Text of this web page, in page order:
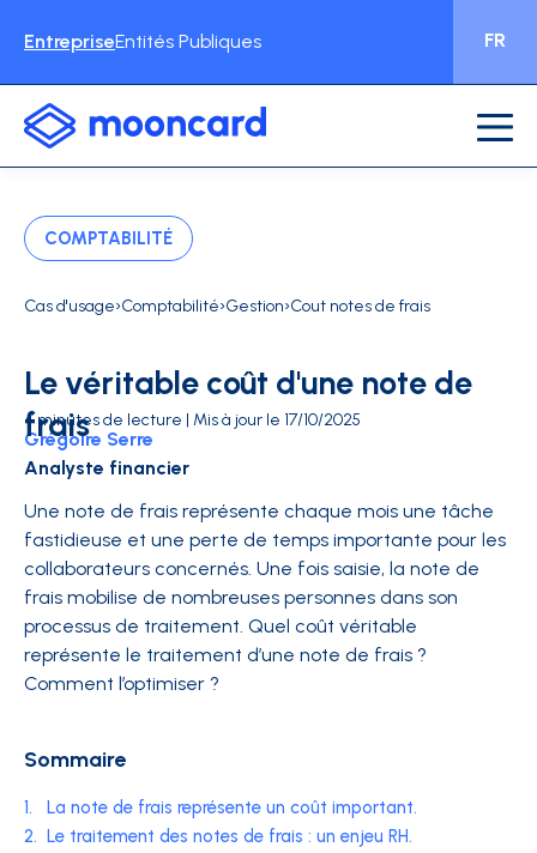
EntrepriseEntités Publiques FR
COMPTABILITÉ
Cas d'usage›Comptabilité›Gestion›Cout notes de frais
Le véritable coût d'une note de
frais
4 minutes de lecture | Mis à jour le 17/10/2025
Grégoire Serre
Analyste financier
Une note de frais représente chaque mois une tâche
fastidieuse et une perte de temps importante pour les
collaborateurs concernés. Une fois saisie, la note de
frais mobilise de nombreuses personnes dans son
processus de traitement. Quel coût véritable
représente le traitement d’une note de frais ?
Comment l’optimiser ?
Sommaire
1.
La note de frais représente un coût important.
2. Le traitement des notes de frais : un enjeu RH.